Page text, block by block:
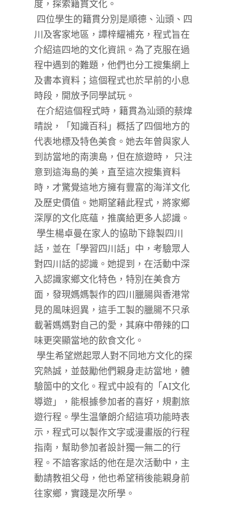
度，探索籍貫文化。
四位學生的籍貫分別是順德、汕頭、四
川及客家地區，譚梓耀補充，程式旨在
介紹這四地的文化資訊。為了克服在過
程中遇到的難題，他們也分工搜集網上
及書本資料；這個程式也於早前的小息
時段，開放予同學試玩。
在介紹這個程式時，籍貫為汕頭的蔡煒
晴說，「知識百科」概括了四個地方的
代表地標及特色美食。她去年曾與家人
到訪當地的南澳島，但在旅遊時， 只注
意到這海島的美，直至這次搜集資料
時，才驚覺這地方擁有豐富的海洋文化
及歷史價值。她期望藉此程式，將家鄉
深厚的文化底蘊，推廣給更多人認識。
學生楊卓曼在家人的協助下錄製四川
話，並在「學習四川話」中，考驗眾人
對四川話的認識。她提到，在活動中深
入認識家鄉文化特色，特別在美食方
面，發現媽媽製作的四川臘腸與香港常
見的風味迥異，這手工製的臘腸不只承
載著媽媽對自己的愛，其麻中帶辣的口
味更突顯當地的飲食文化。
學生希望燃起眾人對不同地方文化的探
究熱誠，並鼓勵他們親身走訪當地，體
驗箇中的文化。程式中設有的「AI文化
導遊」，能根據參加者的喜好，規劃旅
遊行程。學生温肇朗介紹這項功能時表
示，程式可以製作文字或漫畫版的行程
指南，幫助參加者設計獨一無二的行
程。不諳客家話的他在是次活動中，主
動請教祖父母，他也希望稍後能親身前
往家鄉，實踐是次所學。